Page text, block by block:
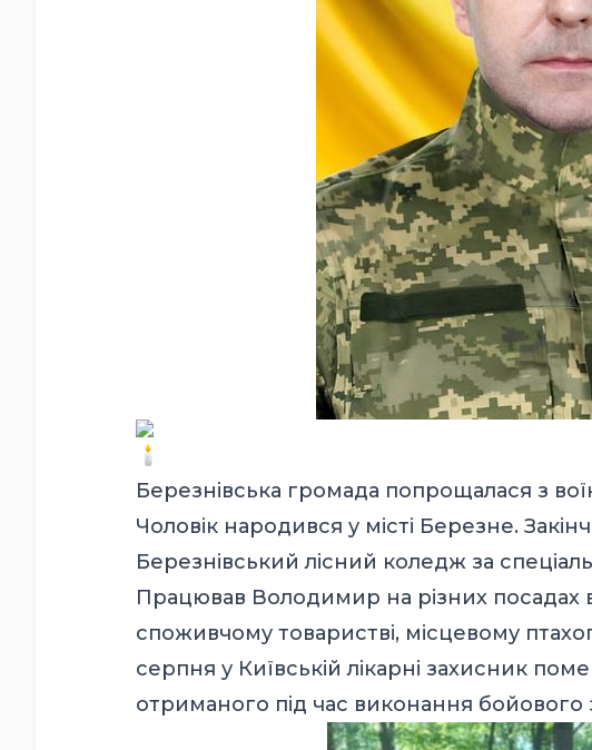
Березнівська громада попрощалася з
Чоловік народився у місті Березне.
Березнівський лісний коледж за
Працював Володимир на різних посадах
споживчому товаристві, місцевому
серпня у Київській лікарні захисник
отриманого під час виконання бойового